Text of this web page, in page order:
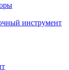
инструмент